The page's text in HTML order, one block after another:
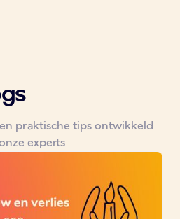
praktische tips ontwikkeld
experts